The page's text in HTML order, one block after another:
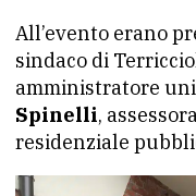
All’evento erano
sindaco di
amministratore
Spinelli,
residenziale